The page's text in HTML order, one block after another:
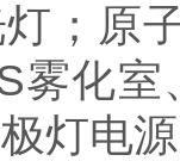
；原
雾化
灯电